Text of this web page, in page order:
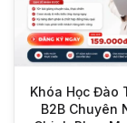
Khóa Học Đào
B2B Chuyên